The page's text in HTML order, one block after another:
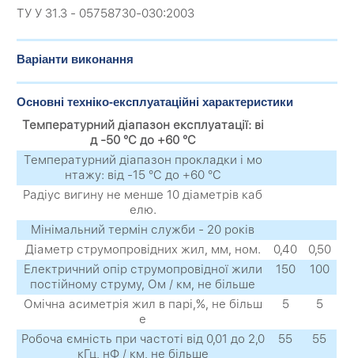
ТУ У 31.3 - 05758730-030:2003
Варіанти виконання
Основні техніко-експлуатаційні характеристики
Температурний діапазон експлуатації: ві
д -50 °C до +60 °C
Температурний діапазон прокладки і мо
нтажу: від -15 °C до +60 °C
Радіус вигину не менше 10 діаметрів каб
елю.
Мінімальний термін служби - 20 років
Діаметр струмопровідних жил, мм, ном.
0,40
0,50
Електричний опір струмопровідної жили
постійному струму, Ом / км, не більше
150 100
Омічна асиметрія жил в парі,%, не більш
е
5 5
Робоча ємність при частоті від 0,01 до 2,0
кГц, нФ / км, не більше
55 55